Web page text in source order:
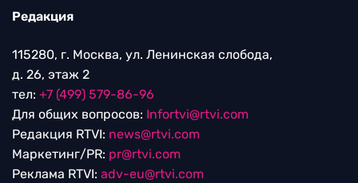
Редакция
115280, г. Москва, ул. Ленинская слобода,
д. 26, этаж 2
тел: +7 (499) 579-86-96
Для общих вопросов: Infortvi@rtvi.com
Редакция RTVI: news@rtvi.com
Маркетинг/PR: pr@rtvi.com
Реклама RTVI: adv-eu@rtvi.com